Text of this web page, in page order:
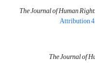
The Journal of Human
Attribution
The Journal of